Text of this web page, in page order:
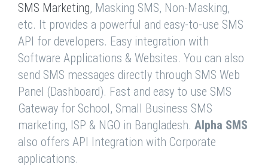
SMS Marketing, Masking SMS, Non-Masking,
etc. It provides a powerful and easy-to-use SMS
API for developers. Easy integration with
Software Applications & Websites. You can also
send SMS messages directly through SMS Web
Panel (Dashboard). Fast and easy to use SMS
Gateway for School, Small Business SMS
marketing, ISP & NGO in Bangladesh. Alpha SMS
also offers API Integration with Corporate
applications.